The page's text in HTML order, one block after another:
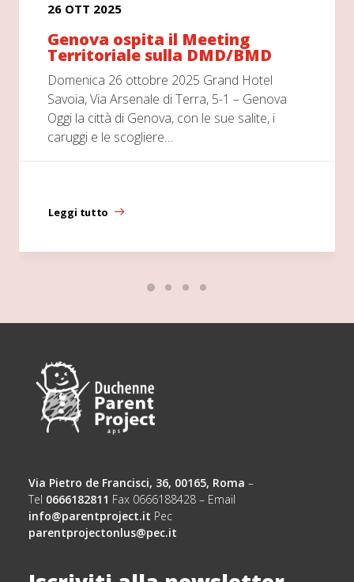
26 OTT 2025
Genova ospita il Meeting
Territoriale sulla DMD/BMD
Domenica 26 ottobre 2025 Grand Hotel
Savoia, Via Arsenale di Terra, 5-1 – Genova
Oggi la città di Genova, con le sue salite, i
caruggi e le scogliere…
Leggi tutto
Via Pietro de Francisci, 36, 00165, Roma –
Tel 0666182811 Fax 0666188428 – Email
info@parentproject.it Pec
parentprojectonlus@pec.it